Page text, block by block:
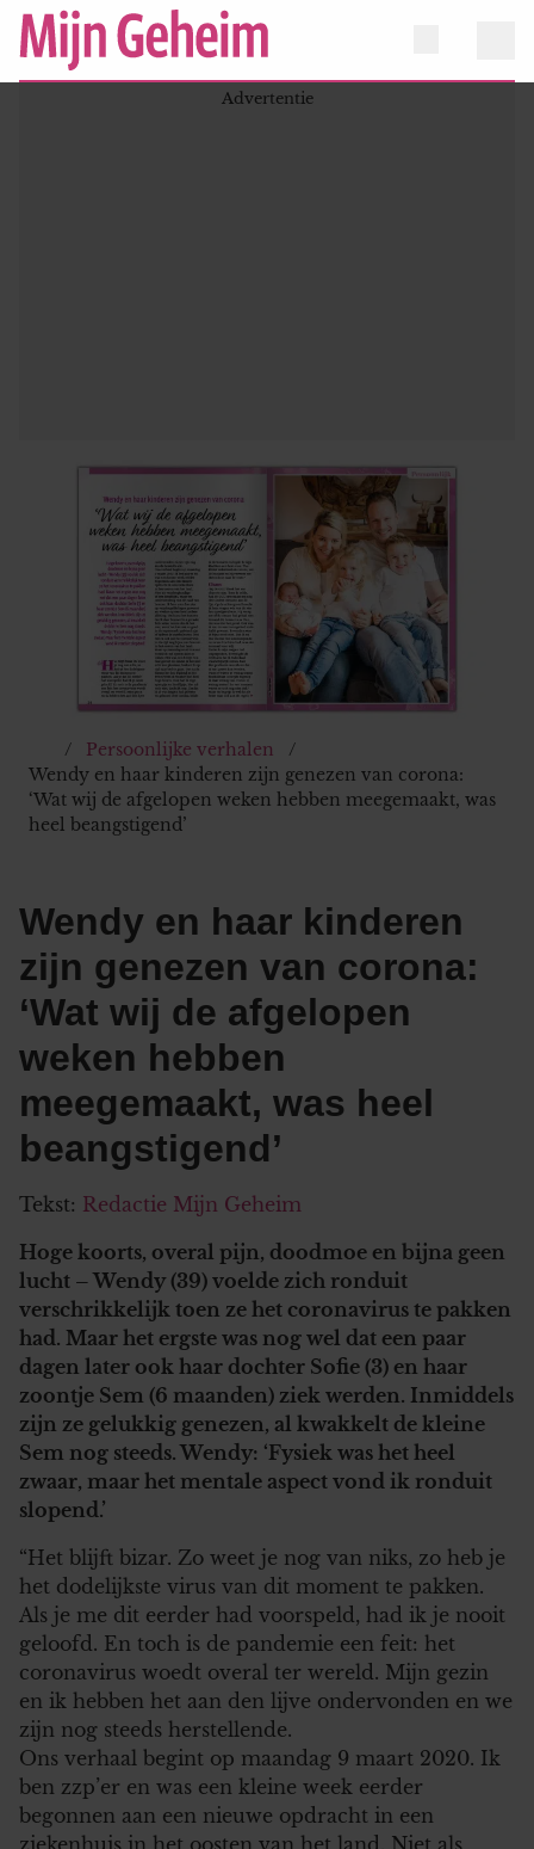
Persoonlijke verhalen
Wendy en haar kinderen zijn genezen van corona:
‘Wat wij de afgelopen weken hebben meegemaakt, was
heel beangstigend’
Wendy en haar kinderen
zijn genezen van corona:
‘Wat wij de afgelopen
weken hebben
meegemaakt, was heel
beangstigend’
Tekst: Redactie Mijn Geheim
Hoge koorts, overal pijn, doodmoe en bijna geen
lucht – Wendy (39) voelde zich ronduit
verschrikkelijk toen ze het coronavirus te pakken
had. Maar het ergste was nog wel dat een paar
dagen later ook haar dochter Sofie (3) en haar
zoontje Sem (6 maanden) ziek werden. Inmiddels
zijn ze gelukkig genezen, al kwakkelt de kleine
Sem nog steeds. Wendy: ‘Fysiek was het heel
zwaar, maar het mentale aspect vond ik ronduit
slopend.’
“Het blijft bizar. Zo weet je nog van niks, zo heb je
het dodelijkste virus van dit moment te pakken.
Als je me dit eerder had voorspeld, had ik je nooit
geloofd. En toch is de pandemie een feit: het
coronavirus woedt overal ter wereld. Mijn gezin
en ik hebben het aan den lijve ondervonden en we
zijn nog steeds herstellende.
Ons verhaal begint op maandag 9 maart 2020. Ik
ben zzp’er en was een kleine week eerder
begonnen aan een nieuwe opdracht in een